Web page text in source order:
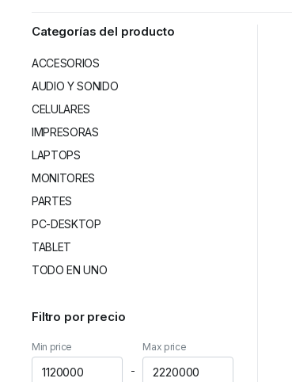
Categorías del producto
ACCESORIOS
AUDIO Y SONIDO
CELULARES
IMPRESORAS
LAPTOPS
MONITORES
PARTES
PC-DESKTOP
TABLET
TODO EN UNO
Filtro por precio
Min price
-
Max price